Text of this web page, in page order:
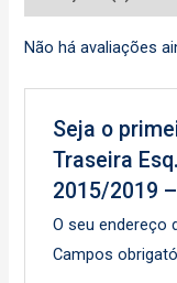
Não há avaliações
Seja o
Traseira
2015/2019
O seu endereço
Campos